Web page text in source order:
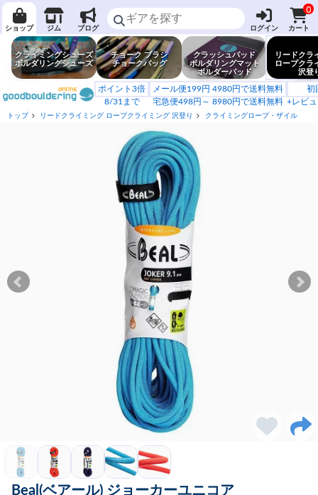
ショップ ジム ブログ ログイン
0
カート
クライミングシューズ
ボルダリングシューズ
チョーク ブラシ
チョークバッグ
クラッシュパッド
ボルダリングマット
ボルダーパッド
リードクラ
ロープクラ
沢登
ポイント3倍
8/31まで
メール便199円 4980円で送料無料
宅急便498円～ 8980円で送料無料
初
+レビ
トップ リードクライミング ロープクライミング 沢登り クライミングロープ・ザイル
Beal(ベアール) ジョーカーユニコア